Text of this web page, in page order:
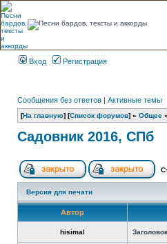
Вход Регистрация
Сообщения без ответов | Активные темы
[На главную] [Список форумов] » Общее »
Садовник 2016, СПб
Версия для печати
Автор
hisimal